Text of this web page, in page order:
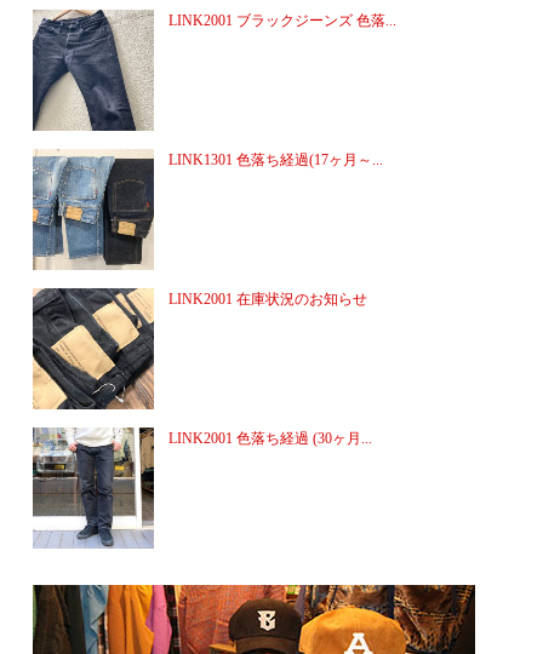
LINK2001 ブラックジーンズ 色落...
LINK1301 色落ち経過(17ヶ月～...
LINK2001 在庫状況のお知らせ
LINK2001 色落ち経過 (30ヶ月...